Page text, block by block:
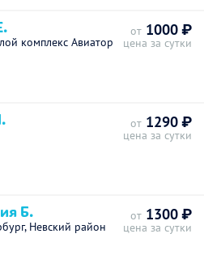
комплекс Авиатор
от 1000 ₽
цена за сутки
от 1290 ₽
цена за сутки
Б.
Невский район
от 1300 ₽
цена за сутки